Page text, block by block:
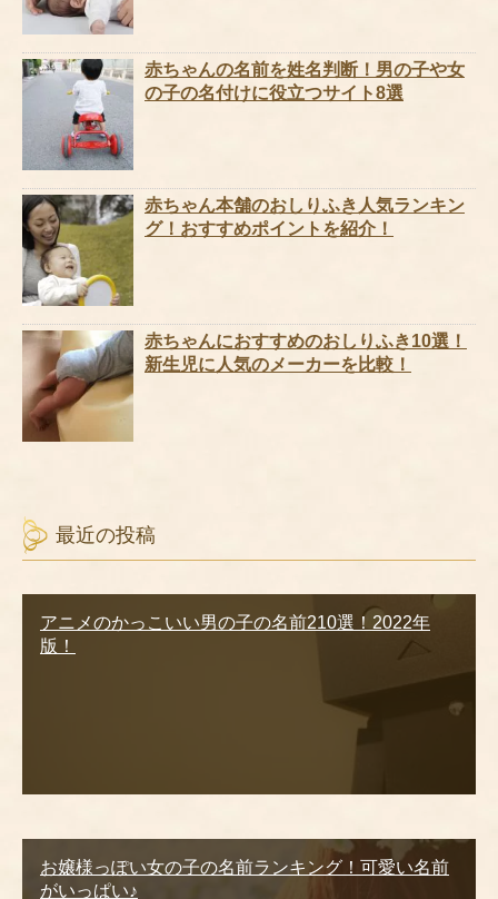
赤ちゃんの名前を姓名判断！男の子や女
の子の名付けに役立つサイト8選
赤ちゃん本舗のおしりふき人気ランキン
グ！おすすめポイントを紹介！
赤ちゃんにおすすめのおしりふき10選！
新生児に人気のメーカーを比較！
最近の投稿
アニメのかっこいい男の子の名前210選！2022年
版！
お嬢様っぽい女の子の名前ランキング！可愛い名前
がいっぱい♪